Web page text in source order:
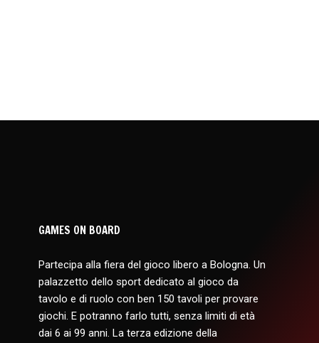
GAMES ON BOARD
Partecipa alla fiera del gioco libero a Bologna. Un
palazzetto dello sport dedicato al gioco da
tavolo e di ruolo con ben 150 tavoli per provare
giochi. E potranno farlo tutti, senza limiti di età
dai 6 ai 99 anni. La terza edizione della